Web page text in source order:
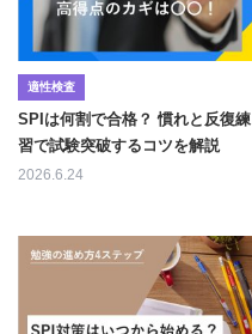
適性検査
SPIは何割で合格？ 慣れと反復練
習で試験突破するコツを解説
2026.6.24